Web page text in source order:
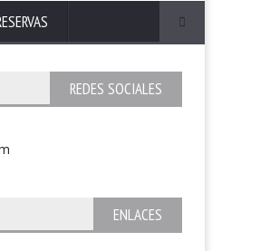
REDES SOCIALES
ENLACES